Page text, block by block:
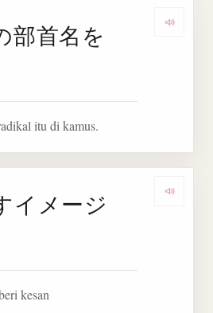
部首名を
itu di kamus.
イメージ
kesan